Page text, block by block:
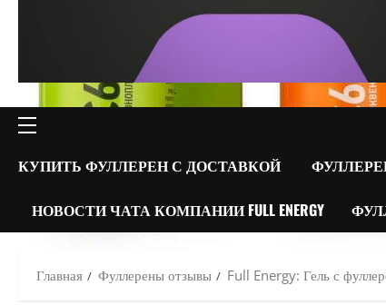
ОСНОВНОЕ
МЕНЮ
КУПИТЬ ФУЛЛЕРЕН С ДОСТАВКОЙ
НОВОСТИ ЧАТА КОМПАНИИ FULL ENERGY
Главная Фуллерены отзывы Full Energy: Гель с